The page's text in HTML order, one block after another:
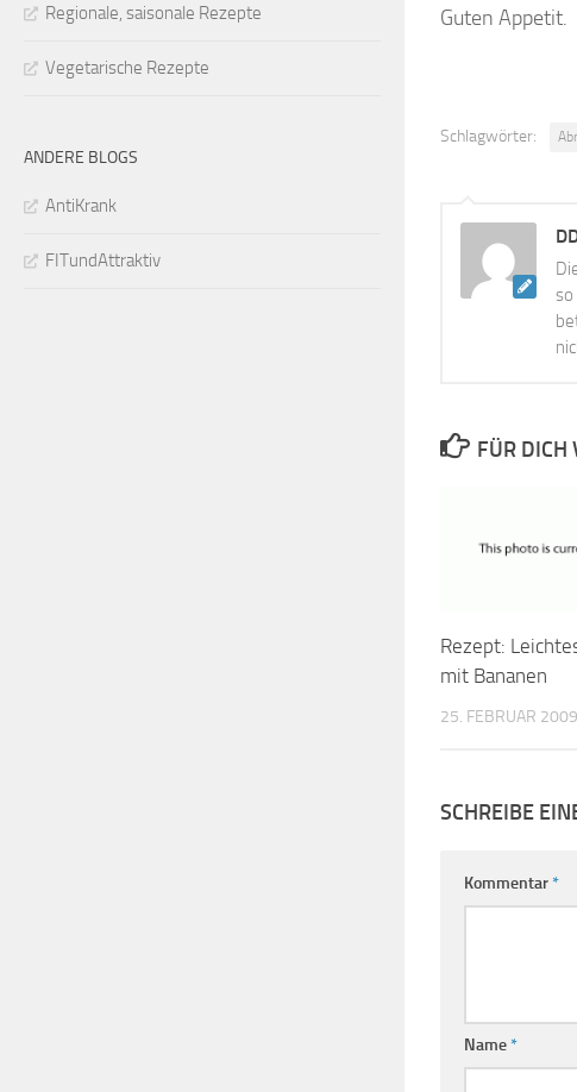
Guten Appetit.
Schlagwörter:
so
FÜR DICH
Rezept:
mit Bananen
25. FEBRUAR 2009
SCHREIBE
Kommentar*
Name*
Regionale, saisonale Rezepte
Vegetarische Rezepte
ANDERE BLOGS
AntiKrank
FITundAttraktiv